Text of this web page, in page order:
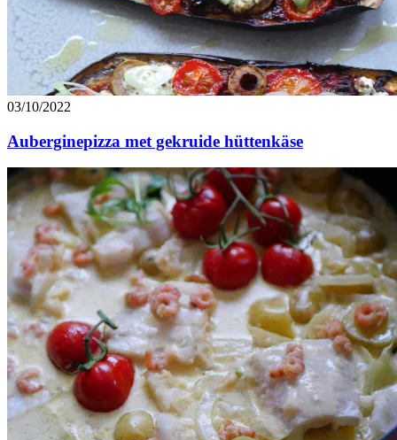
03/10/2022
Auberginepizza met gekruide hüttenkäse